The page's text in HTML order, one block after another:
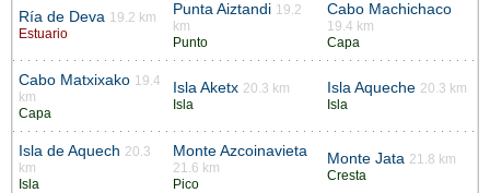
Ría de Deva 19.2 km
Estuario
Punta Aiztandi 19.2
km
Punto
Cabo Machichaco
19.4 km
Capa
Cabo Matxixako 19.4
km
Capa
Isla Aketx 20.3 km
Isla
Isla Aqueche 20.3 km
Isla
Isla de Aquech 20.3
km
Isla
Monte Azcoinavieta
21.6 km
Pico
Monte Jata 21.8 km
Cresta